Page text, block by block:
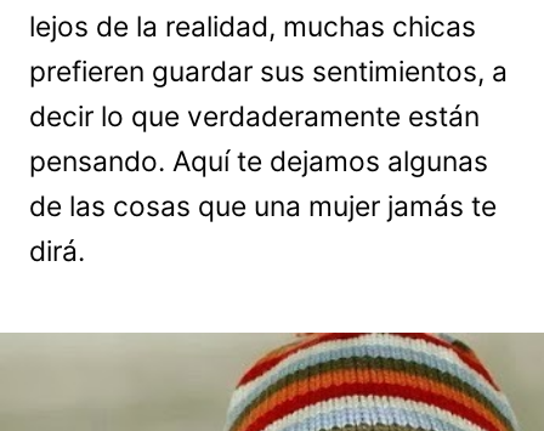
lejos de la realidad, muchas chicas
prefieren guardar sus sentimientos, a
decir lo que verdaderamente están
pensando. Aquí te dejamos algunas
de las cosas que una mujer jamás te
dirá.